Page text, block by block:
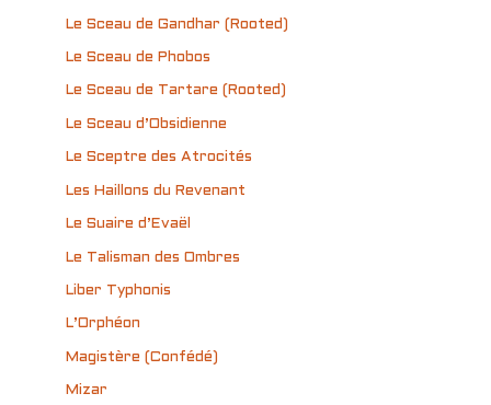
Le Sceau de Gandhar (Rooted)
Le Sceau de Phobos
Le Sceau de Tartare (Rooted)
Le Sceau d’Obsidienne
Le Sceptre des Atrocités
Les Haillons du Revenant
Le Suaire d’Evaël
Le Talisman des Ombres
Liber Typhonis
L’Orphéon
Magistère (Confédé)
Mizar